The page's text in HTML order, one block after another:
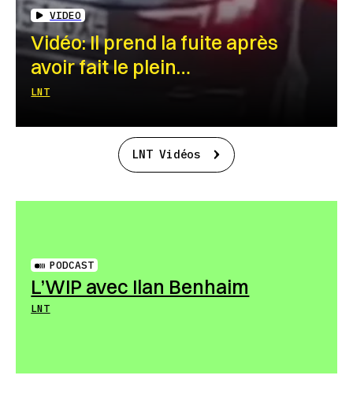
VIDEO
Vidéo: Il prend la fuite après
avoir fait le plein…
LNT
LNT Vidéos
PODCAST
L’WIP avec Ilan Benhaim
LNT